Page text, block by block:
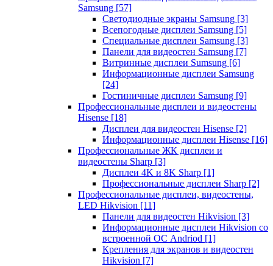
Samsung [57]
Светодиодные экраны Samsung [3]
Всепогодные дисплеи Samsung [5]
Специальные дисплеи Samsung [3]
Панели для видеостен Samsung [7]
Витринные дисплеи Sumsung [6]
Информационные дисплеи Samsung
[24]
Гостиничные дисплеи Samsung [9]
Профессиональные дисплеи и видеостены
Hisense [18]
Дисплеи для видеостен Hisense [2]
Информационные дисплеи Hisense [16]
Профессиональные ЖК дисплеи и
видеостены Sharp [3]
Дисплеи 4K и 8K Sharp [1]
Профессиональные дисплеи Sharp [2]
Профессиональные дисплеи, видеостены,
LED Hikvision [11]
Панели для видеостен Hikvision [3]
Информационные дисплеи Hikvision со
встроенной ОС Andriod [1]
Крепления для экранов и видеостен
Hikvision [7]